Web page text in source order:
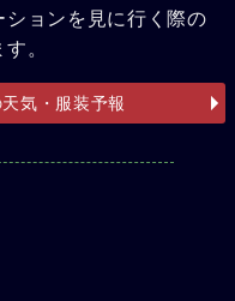
ョンを見に行く際の
。
気・服装予報